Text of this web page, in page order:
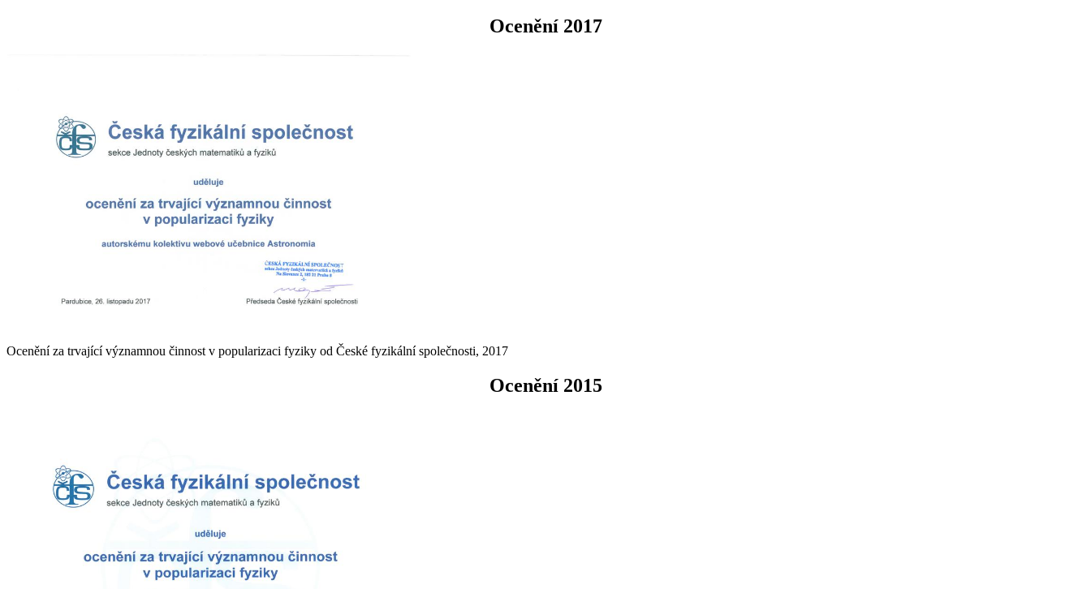
Ocenění 2017
Ocenění za trvající významnou činnost v popularizaci fyziky od České fyzikální společnosti, 2017
Ocenění 2015